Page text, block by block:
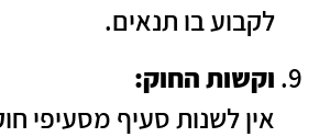
לקבוע בו תנאים.
וקשות החוק:
אין לשנות סעיף מסעיפי